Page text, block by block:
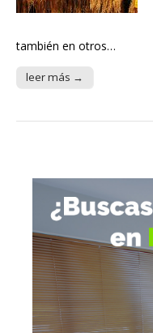
también en otros…
leer más →